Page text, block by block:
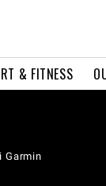
& FITNESS
Garmin